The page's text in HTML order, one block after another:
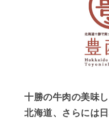
十勝の牛肉の美味
北海道、さらには